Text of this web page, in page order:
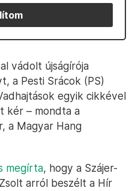
vádolt újságírója
a Pesti Srácok (PS)
egyik cikkével
kér – mondta a
a Magyar Hang
megírta, hogy a Szájer-
arról beszélt a Hír